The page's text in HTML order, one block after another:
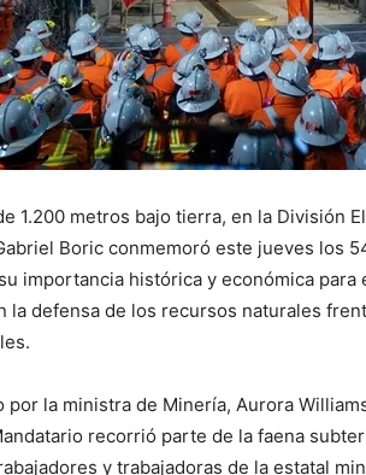
1.200 metros bajo tierra, en la División
Boric conmemoró este jueves los
importancia histórica y económica
la defensa de los recursos naturales
por la ministra de Minería, Aurora
recorrió parte de la faena
y trabajadoras de la estatal